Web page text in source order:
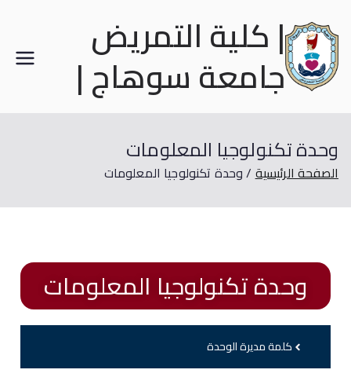
| كلية التمريض
جامعة سوهاج |
وحدة تكنولوجيا المعلومات
الصفحة الرئيسية وحدة تكنولوجيا المعلومات
وحدة تكنولوجيا المعلومات
كلمة مديرة الوحدة